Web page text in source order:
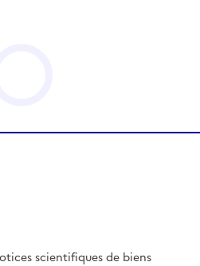
scientifiques de biens